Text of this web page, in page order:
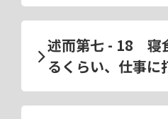
述而第七 - 18 寝
るくらい、仕事に